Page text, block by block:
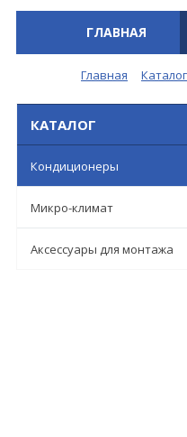
ГЛАВНАЯ
Главная
КАТАЛОГ
Кондиционеры
Микро-климат
Аксессуары для монтажа